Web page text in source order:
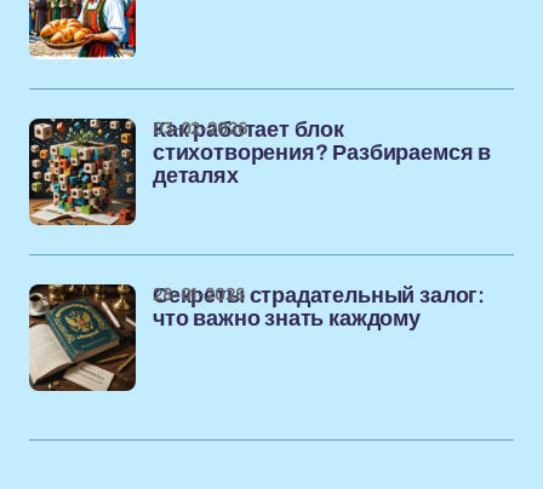
Как работает блок
стихотворения? Разбираемся в
деталях
03-02-2026
Секреты страдательный залог:
что важно знать каждому
28-01-2026